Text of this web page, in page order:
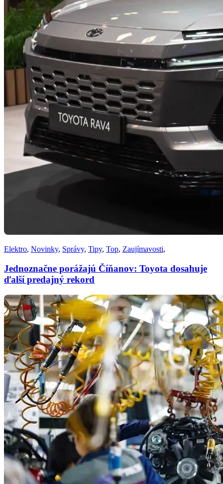
Elektro, Novinky, Správy, Tipy, Top, Zaujímavosti,
Jednoznačne porážajú Číňanov: Toyota dosahuje
ďalší predajný rekord